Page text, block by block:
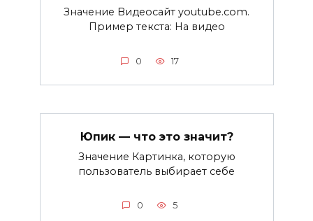
Значение Видеосайт youtube.com.
Пример текста: На видео
0 17
Юпик — что это значит?
Значение Картинка, которую
пользователь выбирает себе
0 5